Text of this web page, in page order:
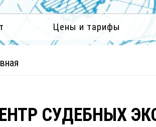
Цены и тарифы
СУДЕБНЫХ